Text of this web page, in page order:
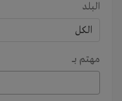
البلد
الكل
مهتم بـــ